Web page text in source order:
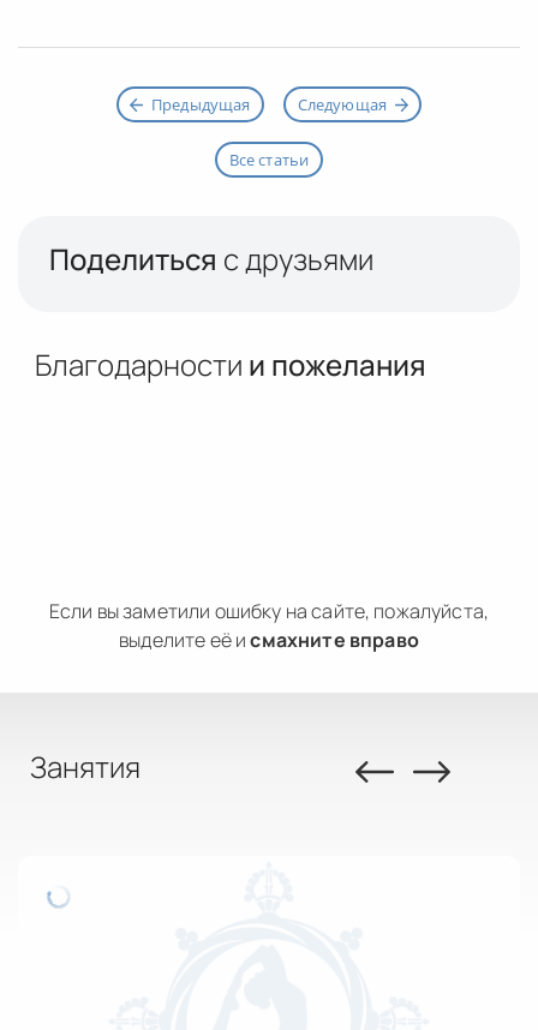
Предыдущая Следующая
Все статьи
Поделиться с друзьями
Благодарности и пожелания
Если вы заметили ошибку на сайте, пожалуйста,
выделите её исмахните вправо
Занятия